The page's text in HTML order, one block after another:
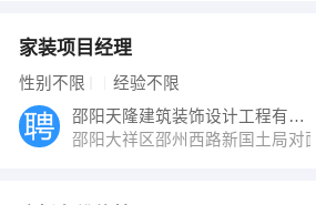
家装项目经理
性别不限 经验不限
邵阳天隆建筑装饰设计工程有限公司
邵阳大祥区邵州西路新国土局对